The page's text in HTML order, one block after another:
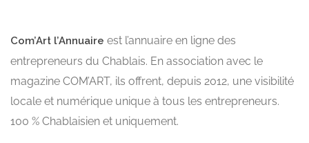
Com’Art l’Annuaire est l’annuaire en ligne des
entrepreneurs du Chablais. En association avec le
magazine COM’ART, ils offrent, depuis 2012, une visibilité
locale et numérique unique à tous les entrepreneurs.
100 % Chablaisien et uniquement.